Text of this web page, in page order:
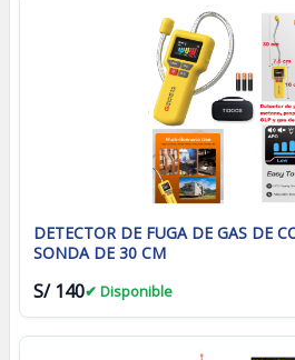
DETECTOR DE FUGA DE GAS DE
SONDA DE 30 CM
S/ 140✔ Disponible